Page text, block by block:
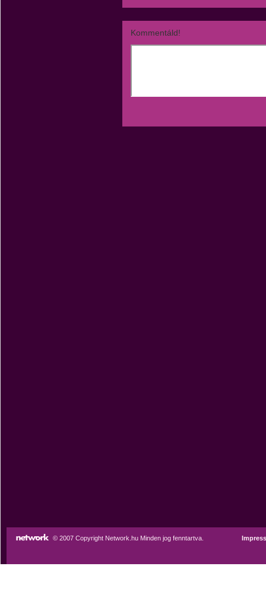
Kommentáld!
© 2007 Copyright Network.hu Minden jog fenntartva.